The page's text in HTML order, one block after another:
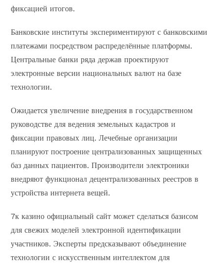
фиксацией итогов.
Банковские институты экспериментируют с банковскими
платежами посредством распределённые платформы.
Центральные банки ряда держав проектируют
электронные версии национальных валют на базе
технологии.
Ожидается увеличение внедрения в государственном
руководстве для ведения земельных кадастров и
фиксации правовых лиц. Лечебные организации
планируют построение централизованных защищенных
баз данных пациентов. Производители электроники
внедряют функционал децентрализованных реестров в
устройства интернета вещей.
7к казино официальный сайт может сделаться базисом
для свежих моделей электронной идентификации
участников. Эксперты предсказывают объединение
технологии с искусственным интеллектом для